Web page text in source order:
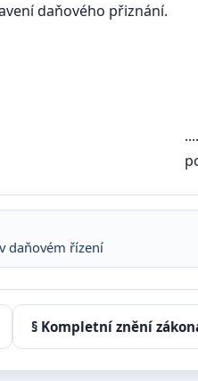
daňového přiznání.
+
daňovém řízení
§ Kompletní znění